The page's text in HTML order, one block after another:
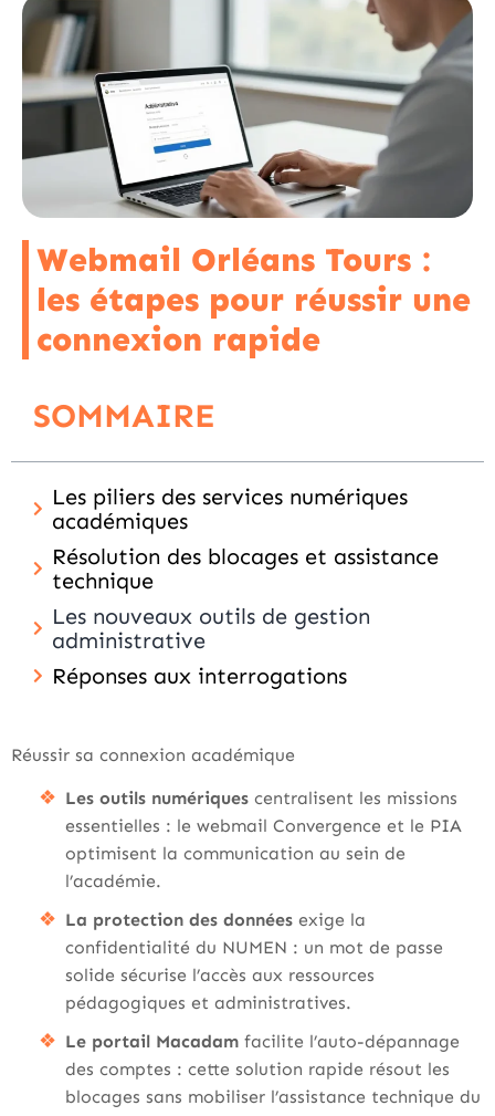
Webmail Orléans Tours :
les étapes pour réussir une
connexion rapide
SOMMAIRE
Les piliers des services numériques
académiques
Résolution des blocages et assistance
technique
Les nouveaux outils de gestion
administrative
Réponses aux interrogations
Réussir sa connexion académique
Les outils numériques centralisent les missions
essentielles : le webmail Convergence et le PIA
optimisent la communication au sein de
l’académie.
La protection des données exige la
confidentialité du NUMEN : un mot de passe
solide sécurise l’accès aux ressources
pédagogiques et administratives.
Le portail Macadam facilite l’auto-dépannage
des comptes : cette solution rapide résout les
blocages sans mobiliser l’assistance technique du